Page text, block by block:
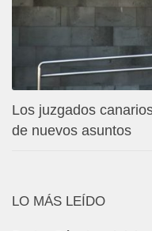
Los juzgados
de nuevos asuntos
LO MÁS LEÍDO